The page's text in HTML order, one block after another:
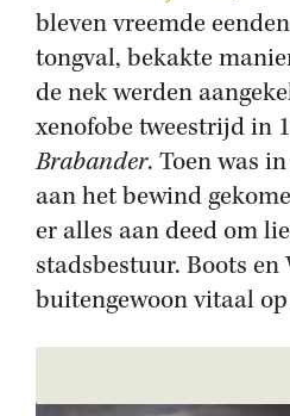
bleven vreemde
tongval, bekakte
de nek werden
xenofobe tweestrijd in
Brabander. Toen was
aan het bewind
er alles aan deed om
stadsbestuur. Boots
buitengewoon vitaal